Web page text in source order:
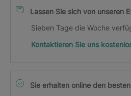
Lassen Sie sich von unseren
Sieben Tage die Woche
Kontaktieren Sie uns
Sie erhalten online den